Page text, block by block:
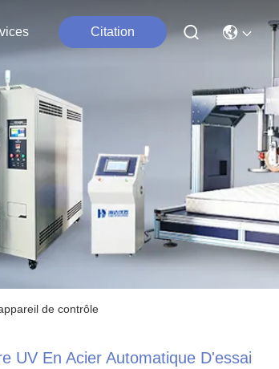
Citation
de contrôle
UV En Acier Automatique D'essai